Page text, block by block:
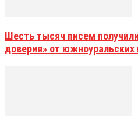
Шесть тысяч писем
доверия» от южноуральских